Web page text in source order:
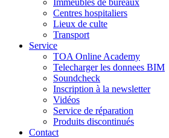
Immeubles de bureaux
Centres hospitaliers
Lieux de culte
Transport
Service
TOA Online Academy
Telecharger les donnees BIM
Soundcheck
Inscription à la newsletter
Vidéos
Service de réparation
Produits discontinués
Contact